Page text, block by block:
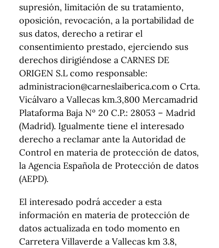
supresión, limitación de su tratamiento,
oposición, revocación, a la portabilidad de
sus datos, derecho a retirar el
consentimiento prestado, ejerciendo sus
derechos dirigiéndose a CARNES DE
ORIGEN S.L como responsable:
administracion@carneslaiberica.com o Crta.
Vicálvaro a Vallecas km.3,800 Mercamadrid
Plataforma Baja Nº 20 C.P.: 28053 – Madrid
(Madrid). Igualmente tiene el interesado
derecho a reclamar ante la Autoridad de
Control en materia de protección de datos,
la Agencia Española de Protección de datos
(AEPD).
El interesado podrá acceder a esta
información en materia de protección de
datos actualizada en todo momento en
Carretera Villaverde a Vallecas km 3.8,